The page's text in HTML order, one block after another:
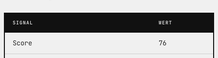
SIGNAL WERT
Score 76